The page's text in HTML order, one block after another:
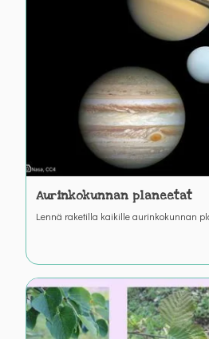
Aurinkokunnan planeetat
Lennä raketilla kaikille aurinkokunnan